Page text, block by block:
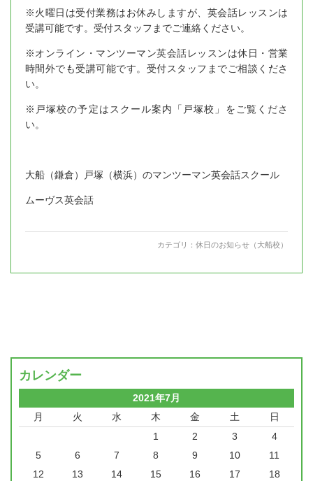
※火曜日は受付業務はお休みしますが、英会話レッスンは
受講可能です。受付スタッフまでご連絡ください。
※オンライン・マンツーマン英会話レッスンは休日・営業
時間外でも受講可能です。受付スタッフまでご相談くださ
い。
※戸塚校の予定はスクール案内「戸塚校」をご覧くださ
い。
大船（鎌倉）戸塚（横浜）のマンツーマン英会話スクール
ムーヴス英会話
カテゴリ： 休日のお知らせ（大船校）
カレンダー
2021年7月
月
火 水 木 金 土 日
1 2 3
4
5
6 7 8 9 10
11
12
13 14 15 16 17
18